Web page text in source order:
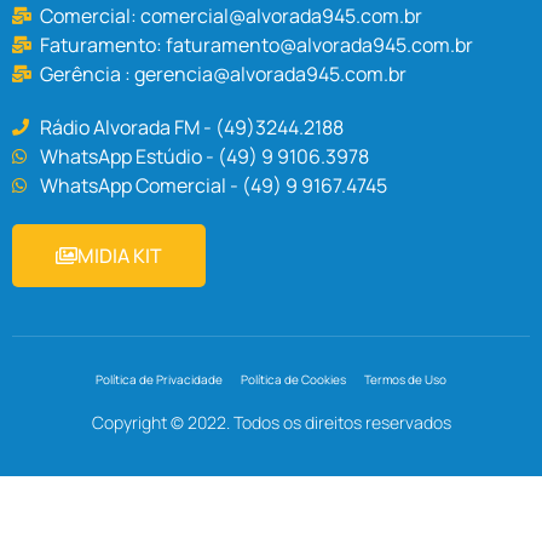
Comercial:comercial@alvorada945.com.br
Faturamento:faturamento@alvorada945.com.br
Gerência :gerencia@alvorada945.com.br
Rádio Alvorada FM - (49)3244.2188
WhatsApp Estúdio - (49) 9 9106.3978
WhatsApp Comercial - (49) 9 9167.4745
MIDIA KIT
Política de Privacidade Política de Cookies Termos de Uso
Copyright © 2022. Todos os direitos reservados